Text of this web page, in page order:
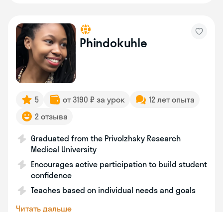
Phindokuhle
5 от 3190 ₽ за урок
12 лет опыта
2 отзыва
Graduated from the Privolzhsky Research
Medical University
Encourages active participation to build student
confidence
Teaches based on individual needs and goals
Читать дальше